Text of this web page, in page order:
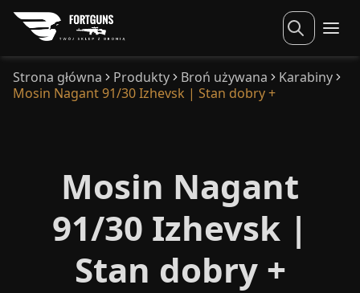
Strona główna Produkty Broń używana
Karabiny
Mosin Nagant 91/30 Izhevsk | Stan dobry +
Mosin Nagant
91/30 Izhevsk |
Stan dobry +